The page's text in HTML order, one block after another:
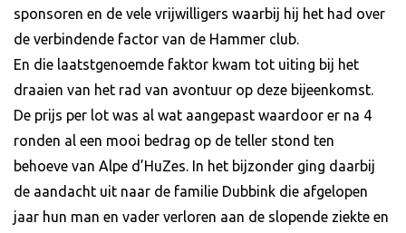
sponsoren en de vele vrijwilligers waarbij hij het had over
de verbindende factor van de Hammer club.
En die laatstgenoemde faktor kwam tot uiting bij het
draaien van het rad van avontuur op deze bijeenkomst.
De prijs per lot was al wat aangepast waardoor er na 4
ronden al een mooi bedrag op de teller stond ten
behoeve van Alpe d’HuZes. In het bijzonder ging daarbij
de aandacht uit naar de familie Dubbink die afgelopen
jaar hun man en vader verloren aan de slopende ziekte en